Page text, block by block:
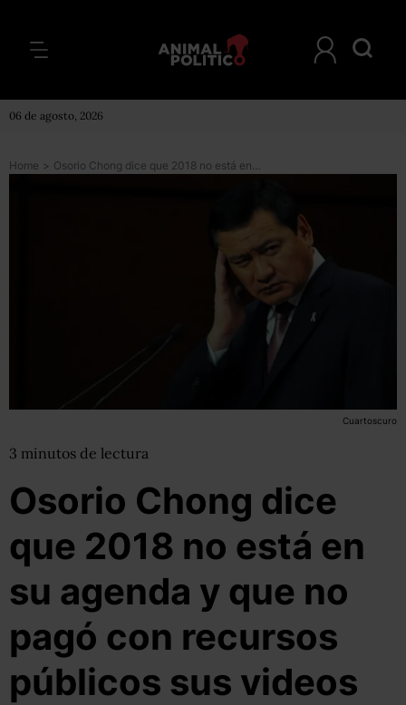
06 de agosto, 2026
Home > Osorio Chong dice que 2018 no está en su agenda y que no pagó con recursos públicos sus videos
Cuartoscuro
3 minutos de lectura
Osorio Chong dice
que 2018 no está en
su agenda y que no
pagó con recursos
públicos sus videos